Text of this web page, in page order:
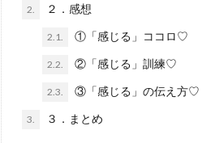
2. ２．感想
2.1. ①「感じる」ココロ♡
2.2. ②「感じる」訓練♡
2.3. ③「感じる」の伝え方♡
3. ３．まとめ